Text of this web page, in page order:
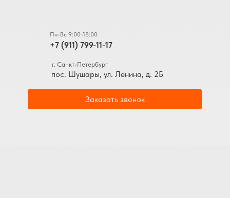
+7 (911) 799-11-17
Пн-Вс 9:00-18:00
Заказать звонок
пос. Шушары, ул. Ленина, д. 2Б
г. Санкт-Петербург